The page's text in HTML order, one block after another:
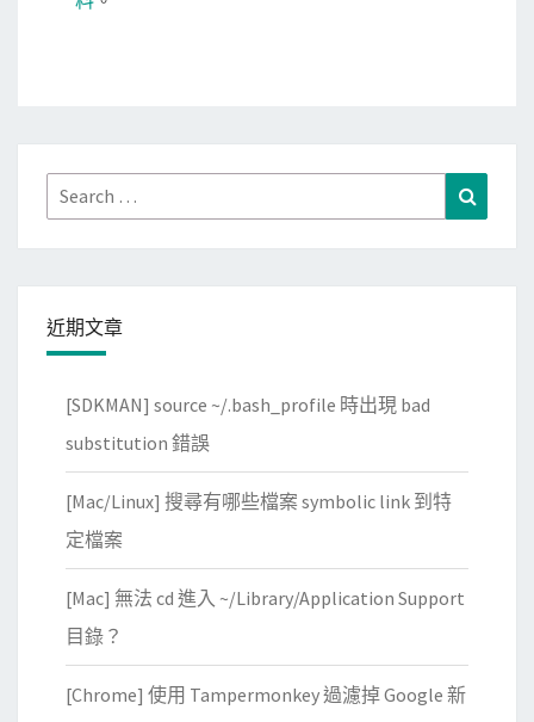
Search
for:
近期文章
[SDKMAN] source ~/.bash_profile 時出現 bad
substitution 錯誤
[Mac/Linux] 搜尋有哪些檔案 symbolic link 到特
定檔案
[Mac] 無法 cd 進入 ~/Library/Application Support
目錄？
[Chrome] 使用 Tampermonkey 過濾掉 Google 新